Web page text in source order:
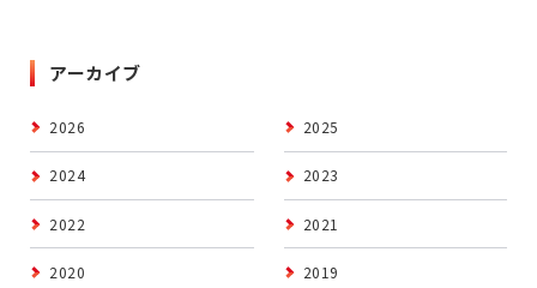
アーカイブ
2026 2025
2024 2023
2022 2021
2020 2019